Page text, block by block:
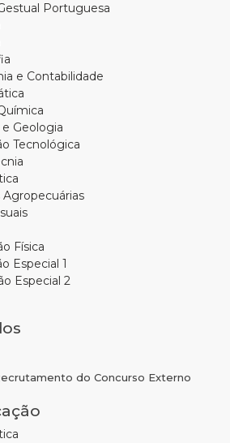
Portuguesa
e Contabilidade
Geologia
Tecnológica
Agropecuárias
Física
Especial 1
Especial 2
do Concurso Externo